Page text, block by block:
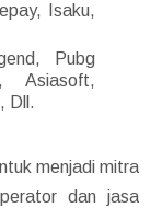
Isaku,
Pubg
Asiasoft,
Dll.
menjadi mitra
dan jasa